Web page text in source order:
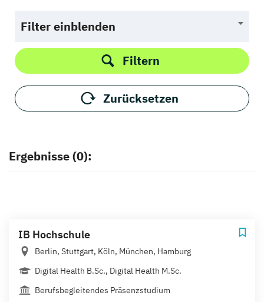
Filter einblenden
Filtern
Zurücksetzen
Ergebnisse (0):
IB Hochschule
Berlin, Stuttgart, Köln, München, Hamburg
Digital Health B.Sc., Digital Health M.Sc.
Berufsbegleitendes Präsenzstudium